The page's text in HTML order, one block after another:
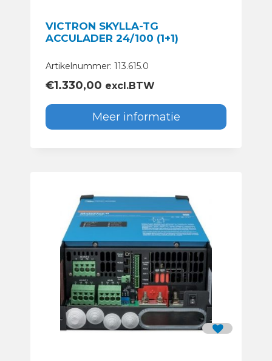
VICTRON SKYLLA-TG
ACCULADER 24/100 (1+1)
Artikelnummer: 113.615.0
€1.330,00 excl.BTW
Meer informatie